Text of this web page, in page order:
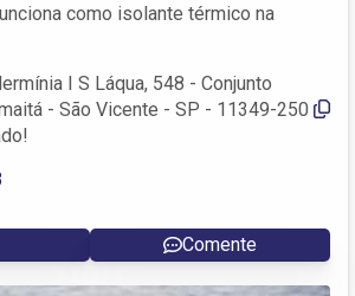
como isolante térmico na
I S Láqua, 548 - Conjunto
- São Vicente - SP - 11349-250
Comente